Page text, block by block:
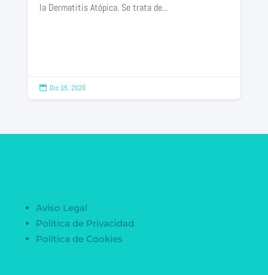
la Dermatitis Atópica. Se trata de...
 Dic 15, 2020
Aviso Legal
Política de Privacidad
Política de Cookies